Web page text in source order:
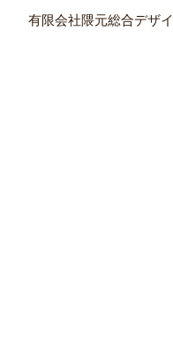
有限会社隈元総合デザ